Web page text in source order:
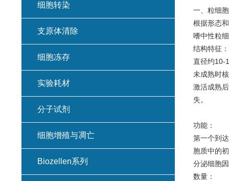
一、粒细
根据形态
嗜中性粒
结构特征：
直径约10-
未成熟时
激活成熟
失。
功能：
第一个到
胞质中的
分泌细胞
数量：
细胞转染
支原体清除
细胞冻存
实验耗材
分子试剂
细胞增殖与凋亡
Biozellen系列